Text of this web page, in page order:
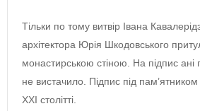
Тільки по тому витвір Івана
архітектора Юрія Шкодовського
монастирською стіною. На підпис ані
не вистачило. Підпис під
ХХІ столітті.